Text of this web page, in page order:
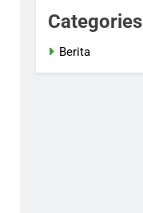
Categories
Berita